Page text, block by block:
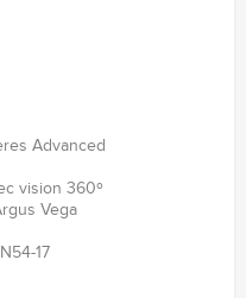
Advanced
vision 360º
Vega
17